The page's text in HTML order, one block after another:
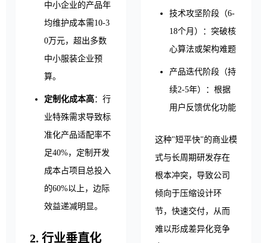
中小企业的产品年
均维护成本需10-3
0万元，超出多数
中小服装企业预
算。
定制化成本高：行
业特殊需求导致标
准化产品适配率不
足40%，定制开发
成本占项目总投入
的60%以上，边际
效益递减明显。
2. 行业垂直化
技术攻坚阶段（6-
18个月）：突破核
心算法或架构难题
产品迭代阶段（持
续2-5年）：根据
用户反馈优化功能
这种"短平快"的商业模
式与长周期研发存在
根本冲突，导致公司
倾向于压缩设计环
节，快速交付，从而
难以形成差异化竞争